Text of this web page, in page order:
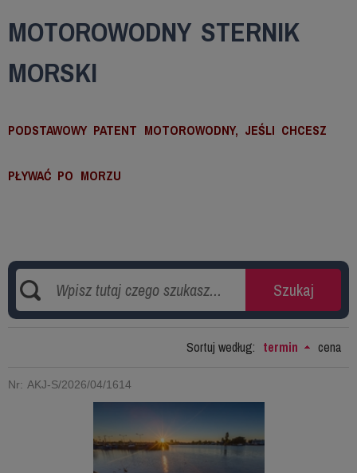
MOTOROWODNY STERNIK
MORSKI
PODSTAWOWY PATENT MOTOROWODNY, JEŚLI CHCESZ
PŁYWAĆ PO MORZU
Sortuj według: termin cena
Nr: AKJ-S/2026/04/1614